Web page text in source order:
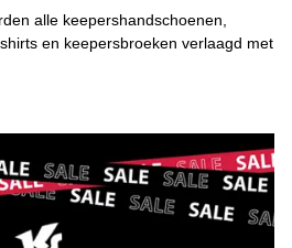
alle keepershandschoenen,
en keepersbroeken verlaagd met